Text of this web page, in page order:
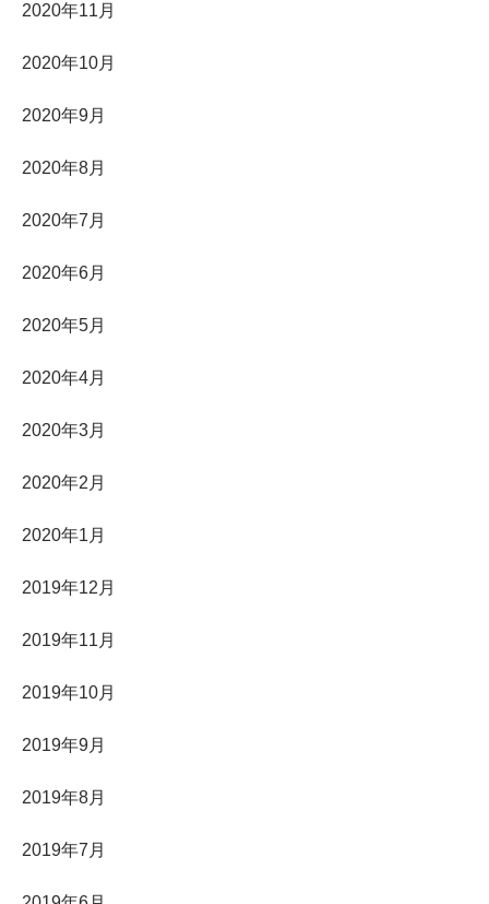
2020年11月
2020年10月
2020年9月
2020年8月
2020年7月
2020年6月
2020年5月
2020年4月
2020年3月
2020年2月
2020年1月
2019年12月
2019年11月
2019年10月
2019年9月
2019年8月
2019年7月